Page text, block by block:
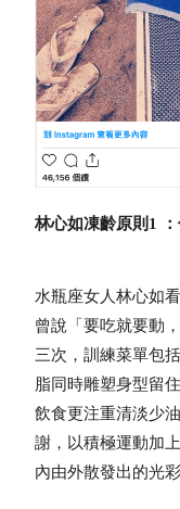
林心如凍齡原則1
水瓶座女人林心如
曾說「要吃就要動
三次，訓練菜單包
脂同時雕塑身型留
飲食更注重清淡少
謝，以積極運動加
內由外散發出的光